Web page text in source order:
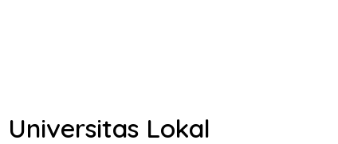
Lokal